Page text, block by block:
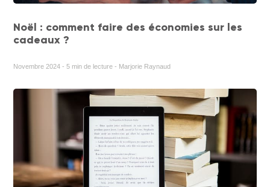
Noël : comment faire des économies sur les
cadeaux ?
Novembre 2024 - 5 min de lecture - Marjorie Raynaud